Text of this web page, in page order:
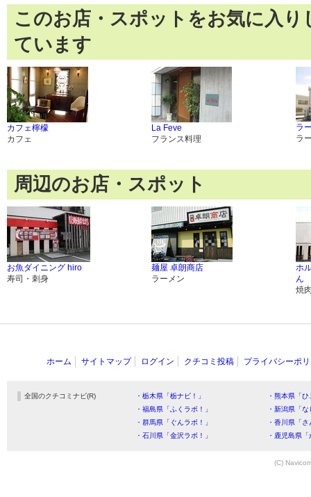
このお店・スポットをお気に入
ています
カフェ檸檬
カフェ
La Feve
フランス料理
ラ
ラ
周辺のお店・スポット
お魚ダイニング hiro
寿司・刺身
麺屋 卓朗商店
ラーメン
ホ
ん
焼
ホーム サイトマップ ログイン クチコミ投稿 プライバシーポ
全国のクチコミナビ(R) ・栃木県「栃ナビ！」
・熊本県「
・福島県「ふくラボ！」
・新潟県「
・群馬県「ぐんラボ！」
・香川県「
・石川県「金沢ラボ！」
・鹿児島県
(C)